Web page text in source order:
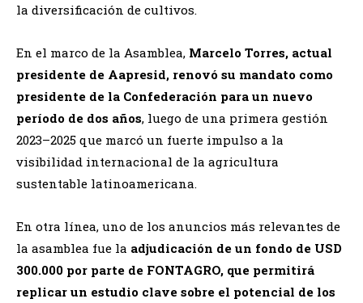
la diversificación de cultivos.
En el marco de la Asamblea, Marcelo Torres, actual
presidente de Aapresid, renovó su mandato como
presidente de la Confederación para un nuevo
período de dos años, luego de una primera gestión
2023–2025 que marcó un fuerte impulso a la
visibilidad internacional de la agricultura
sustentable latinoamericana.
En otra línea, uno de los anuncios más relevantes de
la asamblea fue la adjudicación de un fondo de USD
300.000 por parte de FONTAGRO, que permitirá
replicar un estudio clave sobre el potencial de los